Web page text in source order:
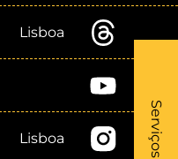
Serviços
-
Lisboa
Lisboa